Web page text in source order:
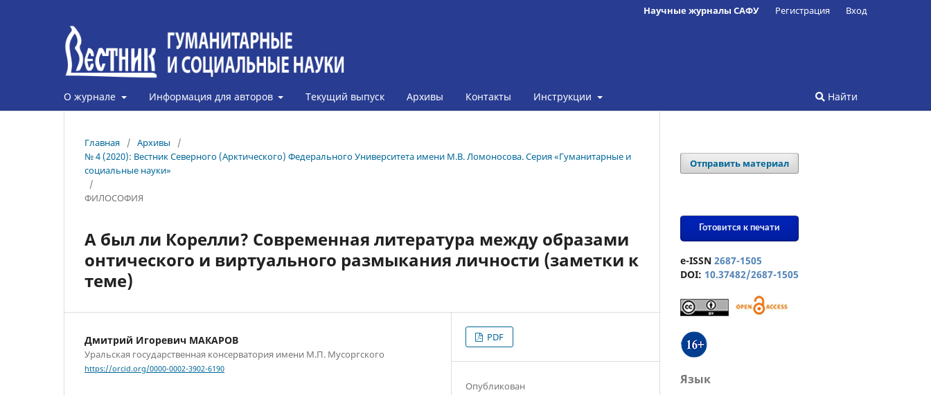
О журнале Информация для авторов Текущий выпуск Архивы Контакты Инструкции Найти
Научные журналы САФУ Регистрация Вход
Главная / Архивы
/
№ 4 (2020): Вестник Северного (Арктического) Федерального Университета имени М.В. Ломоносова. Серия «Гуманитарные и
социальные науки»
/
ФИЛОСОФИЯ
А был ли Корелли? Современная литература между образами
онтического и виртуального размыкания личности (заметки к
теме)
Дмитрий Игоревич МАКАРОВ
Уральская государственная консерватория имени М.П. Мусоргского
https://orcid.org/0000-0002-3902-6190
PDF
Опубликован
Отправить материал
Готовится к печати
e-ISSN 2687-1505
DOI: 10.37482/2687-1505
Язык